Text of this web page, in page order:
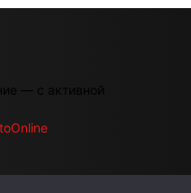
— с активной